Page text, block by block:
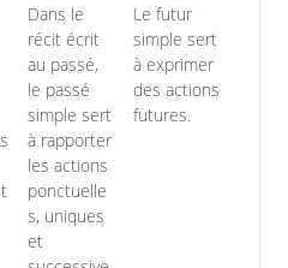
Dans le
récit écrit
au passé,
le passé
simple sert
à rapporter
les actions
ponctuelle
s, uniques
et
Le futur
simple sert
à exprimer
des actions
futures.